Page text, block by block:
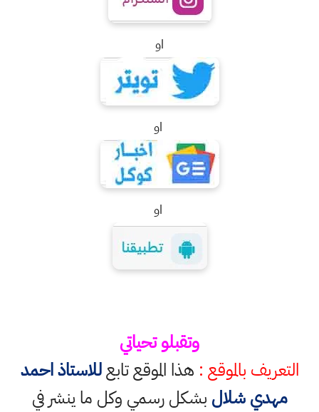
او
او
او
وتقبلو تحياتي
التعريف بالموقع : هذا الموقع تابعللاستاذ احمد
مهدي شلال بشكل رسمي وكل ما ينشر في